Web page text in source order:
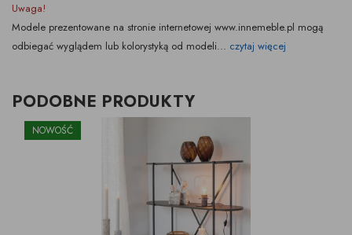
Uwaga!
Modele prezentowane na stronie internetowej www.innemeble.pl mogą
odbiegać wyglądem lub kolorystyką od modeli... czytaj więcej
PODOBNE PRODUKTY
NOWOŚĆ